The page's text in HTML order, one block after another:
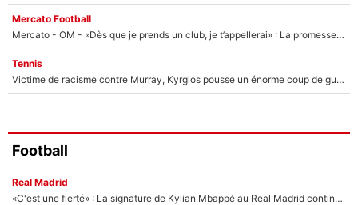
Mercato Football
Mercato - OM - «Dès que je prends un club, je t’appellerai» : La promesse de Marcelino au moment de claquer la porte
Tennis
Victime de racisme contre Murray, Kyrgios pousse un énorme coup de gueule !
Football
Real Madrid
«C'est une fierté» : La signature de Kylian Mbappé au Real Madrid continue de régaler l'Espagne